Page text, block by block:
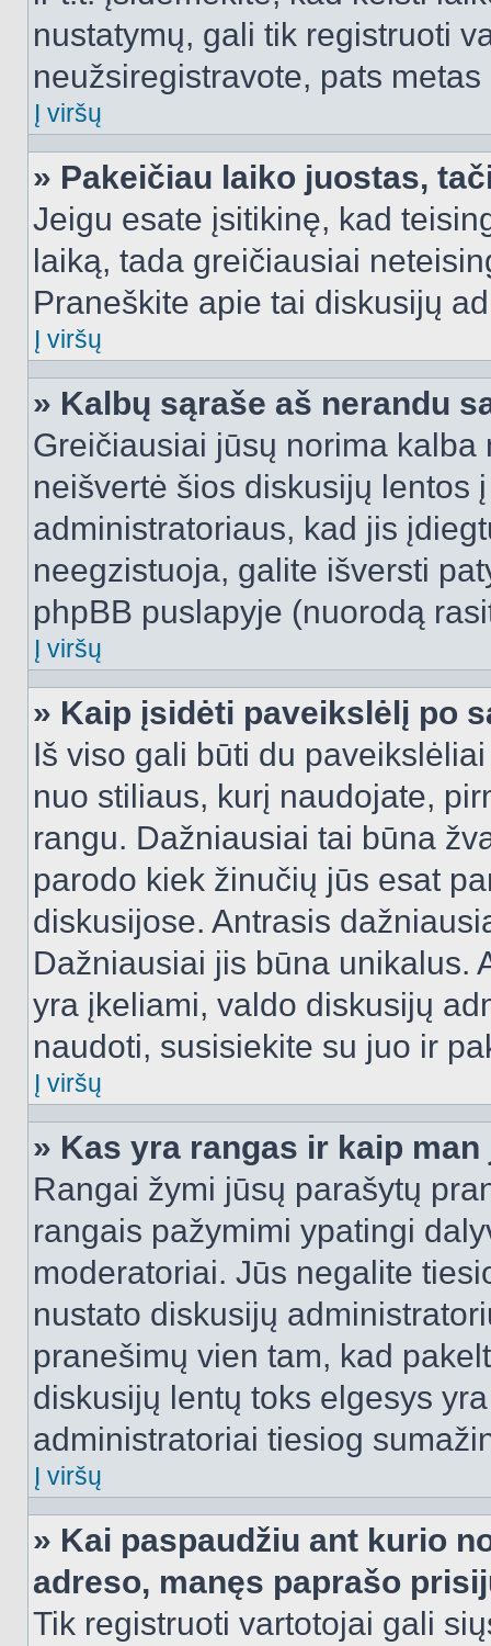
nustatymų, gali tik registruoti
neužsiregistravote, pats
Į viršų
» Pakeičiau laiko juostas,
Jeigu esate įsitikinę, kad
laiką, tada greičiausiai
Praneškite apie tai diskusijų
Į viršų
» Kalbų sąraše aš nerandu
Greičiausiai jūsų norima
neišvertė šios diskusijų lentos
administratoriaus, kad jis
neegzistuoja, galite išversti
phpBB puslapyje (nuorodą
Į viršų
» Kaip įsidėti paveikslėlį po
Iš viso gali būti du
nuo stiliaus, kurį naudojate,
rangu. Dažniausiai tai būna
parodo kiek žinučių jūs esat
diskusijose. Antrasis
Dažniausiai jis būna unikalus.
yra įkeliami, valdo diskusijų
naudoti, susisiekite su juo ir
Į viršų
» Kas yra rangas ir kaip
Rangai žymi jūsų parašytų
rangais pažymimi ypatingi
moderatoriai. Jūs negalite
nustato diskusijų
pranešimų vien tam, kad
diskusijų lentų toks elgesys
administratoriai tiesiog
Į viršų
» Kai paspaudžiu ant kurio
adreso, manęs paprašo
Tik registruoti vartotojai gali